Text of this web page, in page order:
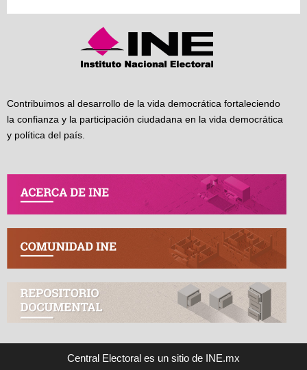
Contribuimos al desarrollo de la vida democrática fortaleciendo
la confianza y la participación ciudadana en la vida democrática
y política del país.
Central Electoral es un sitio de INE.mx